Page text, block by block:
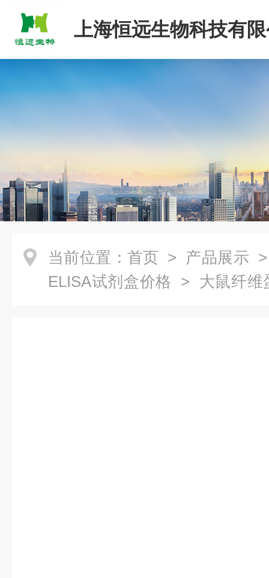
上海恒远生物科技有
当前位置： 首页 > 产品展示
ELISA试剂盒价格 > 大鼠纤维